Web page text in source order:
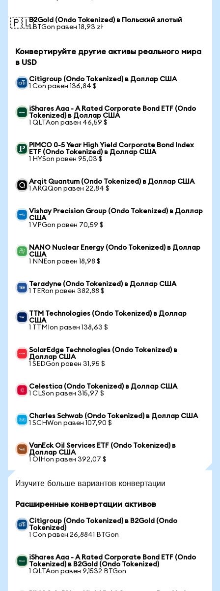
🇵🇱B2Gold (Ondo Tokenized) в Польский злотый
1 BTGon равен 18,93 zł
Конвертируйте другие активы реального мира
в USD
Citigroup (Ondo Tokenized) в Доллар США
1 Con равен 136,84 $
iShares Aaa - A Rated Corporate Bond ETF (Ondo
Tokenized) в Доллар США
1 QLTAon равен 46,59 $
PIMCO 0-5 Year High Yield Corporate Bond Index
ETF (Ondo Tokenized) в Доллар США
1 HYSon равен 95,03 $
Arqit Quantum (Ondo Tokenized) в Доллар США
1 ARQQon равен 22,84 $
Vishay Precision Group (Ondo Tokenized) в Доллар
США
1 VPGon равен 70,59 $
NANO Nuclear Energy (Ondo Tokenized) в Доллар
США
1 NNEon равен 18,98 $
Teradyne (Ondo Tokenized) в Доллар США
1 TERon равен 382,88 $
TTM Technologies (Ondo Tokenized) в Доллар
США
1 TTMIon равен 138,63 $
SolarEdge Technologies (Ondo Tokenized) в
Доллар США
1 SEDGon равен 31,95 $
Celestica (Ondo Tokenized) в Доллар США
1 CLSon равен 315,97 $
Charles Schwab (Ondo Tokenized) в Доллар США
1 SCHWon равен 107,90 $
VanEck Oil Services ETF (Ondo Tokenized) в
Доллар США
1 OIHon равен 392,07 $
Изучите больше вариантов конвертации
Расширенные конвертации активов
Citigroup (Ondo Tokenized) в B2Gold (Ondo
Tokenized)
1 Con равен 26,8841 BTGon
iShares Aaa - A Rated Corporate Bond ETF (Ondo
Tokenized) в B2Gold (Ondo Tokenized)
1 QLTAon равен 9,1532 BTGon